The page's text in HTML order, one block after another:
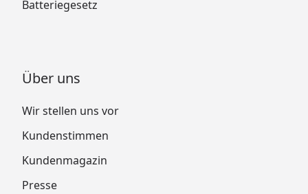
Batteriegesetz
Über uns
Wir stellen uns vor
Kundenstimmen
Kundenmagazin
Presse